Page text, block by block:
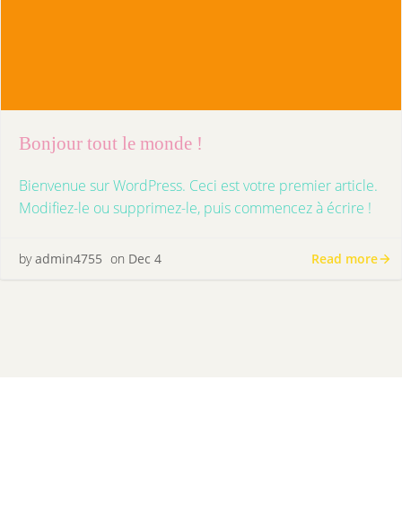
Bonjour tout le monde !
Bienvenue sur WordPress. Ceci est votre premier article.
Modifiez-le ou supprimez-le, puis commencez à écrire !
by admin4755 on Dec 4 Read more